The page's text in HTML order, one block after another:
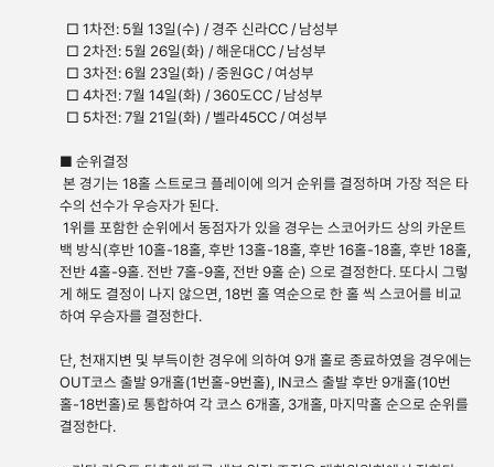
□ 1차전: 5월 13일(수) / 경주 신라CC / 남성부
□ 2차전: 5월 26일(화) / 해운대CC / 남성부
□ 3차전: 6월 23일(화) / 중원GC / 여성부
□ 4차전: 7월 14일(화) / 360도CC / 남성부
□ 5차전: 7월 21일(화) / 벨라45CC / 여성부
■ 순위결정
본 경기는 18홀 스트로크 플레이에 의거 순위를 결정하며 가장 적은 타
수의 선수가 우승자가 된다.
1위를 포함한 순위에서 동점자가 있을 경우는 스코어카드 상의 카운트
백 방식(후반 10홀-18홀, 후반 13홀-18홀, 후반 16홀-18홀, 후반 18홀,
전반 4홀-9홀. 전반 7홀-9홀, 전반 9홀 순) 으로 결정한다. 또다시 그렇
게 해도 결정이 나지 않으면, 18번 홀 역순으로 한 홀 씩 스코어를 비교
하여 우승자를 결정한다.
단, 천재지변 및 부득이한 경우에 의하여 9개 홀로 종료하였을 경우에는
OUT코스 출발 9개홀(1번홀-9번홀), IN코스 출발 후반 9개홀(10번
홀-18번홀)로 통합하여 각 코스 6개홀, 3개홀, 마지막홀 순으로 순위를
결정한다.